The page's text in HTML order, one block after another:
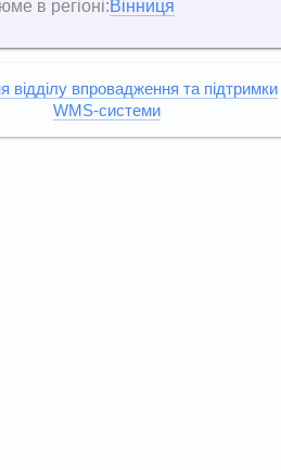
в регіоні:Вінниця
відділу впровадження та підтримки
WMS-системи